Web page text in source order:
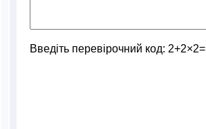
Введіть перевірочний код: 2+2×2=